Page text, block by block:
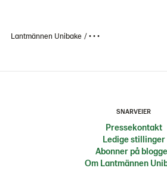
Lantmännen Unibake • • •
SNARVEIER
Pressekontakt
Ledige stillinger
Abonner på
Om Lantmännen